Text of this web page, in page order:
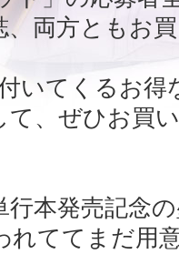
、両方ともお
いてくるお
て、ぜひお買
行本発売記念
れててまだ用